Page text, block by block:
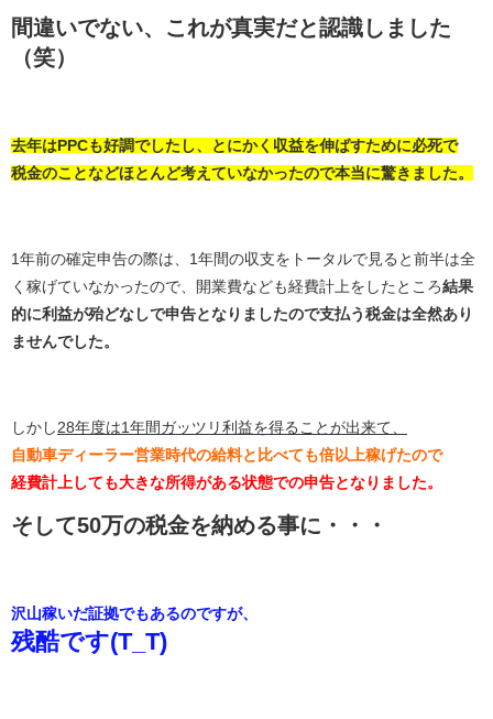
間違いでない、これが真実だと認識しました
（笑）
去年はPPCも好調でしたし、とにかく収益を伸ばすために必死で
税金のことなどほとんど考えていなかったので本当に驚きました。
1年前の確定申告の際は、1年間の収支をトータルで見ると前半は全
く稼げていなかったので、開業費なども経費計上をしたところ結果
的に利益が殆どなしで申告となりましたので支払う税金は全然あり
ませんでした。
しかし 28年度は1年間ガッツリ利益を得ることが出来て、
自動車ディーラー営業時代の給料と比べても倍以上稼げたので
経費計上しても大きな所得がある状態での申告となりました。
そして50万の税金を納める事に・・・
沢山稼いだ証拠でもあるのですが、
残酷です(T_T)